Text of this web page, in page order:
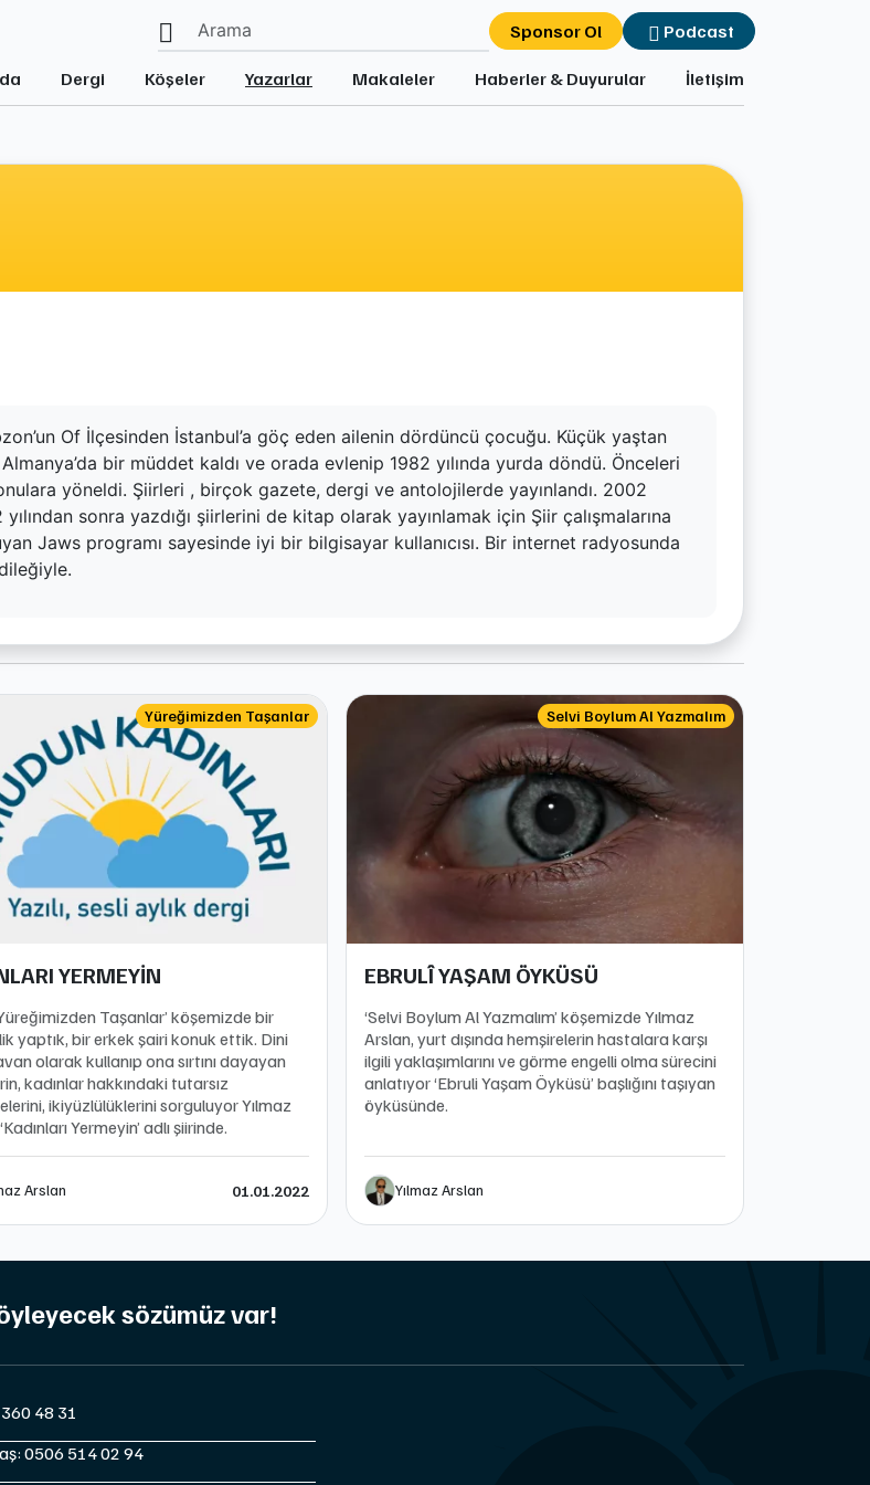
Sponsor Ol Podcast
Dergi Köşeler Yazarlar Makaleler Haberler & Duyurular İletişim
Of İlçesinden İstanbul’a göç eden ailenin dördüncü çocuğu. Küçük yaştan
bir müddet kaldı ve orada evlenip 1982 yılında yurda döndü. Önceleri
yöneldi. Şiirleri , birçok gazete, dergi ve antolojilerde yayınlandı. 2002
yılından sonra yazdığı şiirlerini de kitap olarak yayınlamak için Şiir çalışmalarına
Jaws programı sayesinde iyi bir bilgisayar kullanıcısı. Bir internet radyosunda
Yüreğimizden Taşanlar
YERMEYİN
Taşanlar’ köşemizde bir
yaptık, bir erkek şairi konuk ettik. Dini
olarak kullanıp ona sırtını dayayan
kadınlar hakkındaki tutarsız
ikiyüzlülüklerini sorguluyor Yılmaz
Yermeyin’ adlı şiirinde.
Arslan 01.01.2022
Selvi Boylum Al Yazmalım
EBRULÎ YAŞAM ÖYKÜSÜ
‘Selvi Boylum Al Yazmalım’ köşemizde Yılmaz
Arslan, yurt dışında hemşirelerin hastalara karşı
ilgili yaklaşımlarını ve görme engelli olma sürecini
anlatıyor ‘Ebruli Yaşam Öyküsü’ başlığını taşıyan
öyküsünde.
Yılmaz Arslan
sözümüz var!
48 31
0506 514 02 94